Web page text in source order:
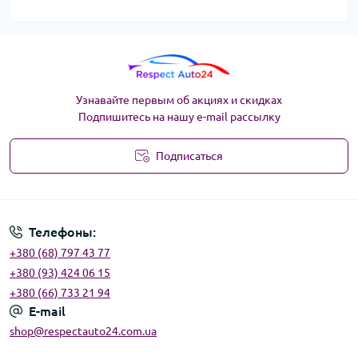
Узнавайте первым об акциях и скидках
Подпишитесь на нашу e-mail рассылку
Подписаться
Телефоны:
+380 (68) 797 43 77
+380 (93) 424 06 15
+380 (66) 733 21 94
E-mail
shop@respectauto24.com.ua